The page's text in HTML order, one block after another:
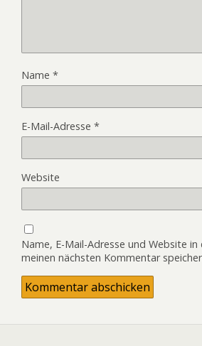
Name *
E-Mail-Adresse *
Website
Name, E-Mail-Adresse und Website
meinen nächsten Kommentar